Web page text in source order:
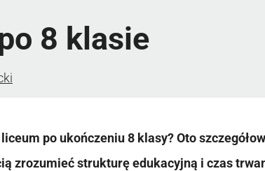
8 klasie
po ukończeniu 8 klasy? Oto
zrozumieć strukturę edukacyjną i czas